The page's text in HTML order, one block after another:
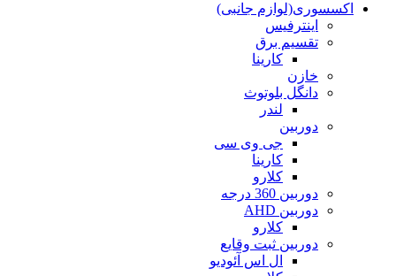
اکسسوری(لوازم جانبی)
اینترفیس
تقسیم برق
کارینا
خازن
دانگل بلوتوث
لندر
دوربین
جی وی سی
کارینا
کلارو
دوربین 360 درجه
دوربین AHD
کلارو
دوربین ثبت وقایع
ال اس آئودیو